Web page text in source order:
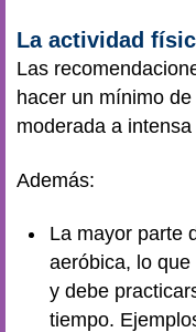
La actividad
Las
hacer un mínimo
moderada a
Además:
La mayor parte
aeróbica, lo
y debe
tiempo.